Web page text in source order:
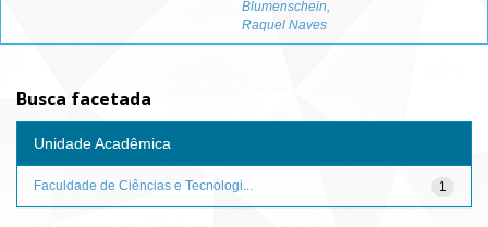
Blumenschein,
Raquel Naves
Busca facetada
Unidade Acadêmica
1
Faculdade de Ciências e Tecnologi...